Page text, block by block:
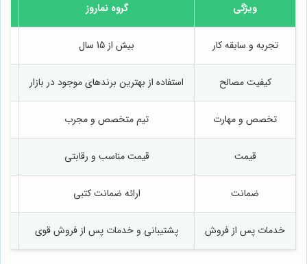
ویژگی گروه نماروز
تجربه و سابقه کار بیش از 15 سال
کیفیت مصالح استفاده از بهترین برندهای موجود در بازار
تخصص و مهارت تیم متخصص و مجرب
قیمت قیمت مناسب و رقابتی
ضمانت ارائه ضمانت کتبی
خدمات پس از فروش پشتیبانی و خدمات پس از فروش قوی